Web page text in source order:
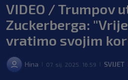
VIDEO / Trumpov
Zuckerberga:
vratimo svojim
Hina 07. sij. 2025. 16:59 SVIJET